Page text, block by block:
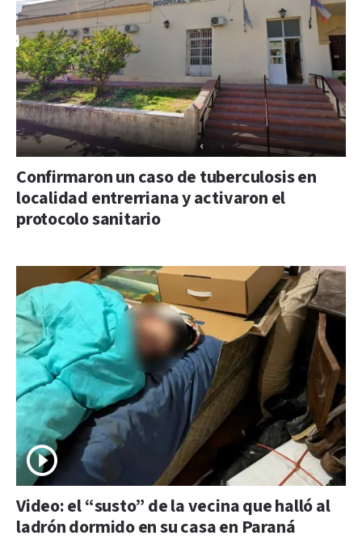
Confirmaron un caso de tuberculosis en
localidad entrerriana y activaron el
protocolo sanitario
Video: el “susto” de la vecina que halló al
ladrón dormido en su casa en Paraná